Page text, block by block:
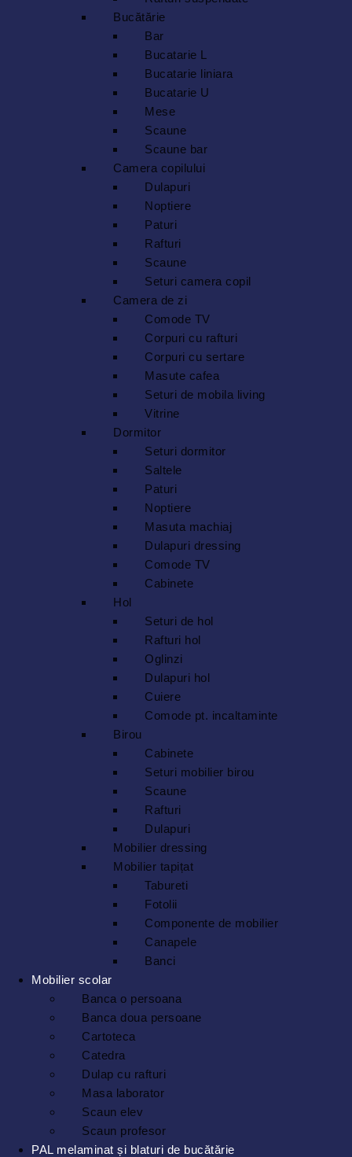
Bucătărie
Bar
Bucatarie L
Bucatarie liniara
Bucatarie U
Mese
Scaune
Scaune bar
Camera copilului
Dulapuri
Noptiere
Paturi
Rafturi
Scaune
Seturi camera copil
Camera de zi
Comode TV
Corpuri cu rafturi
Corpuri cu sertare
Masute cafea
Seturi de mobila living
Vitrine
Dormitor
Seturi dormitor
Saltele
Paturi
Noptiere
Masuta machiaj
Dulapuri dressing
Comode TV
Cabinete
Hol
Seturi de hol
Rafturi hol
Oglinzi
Dulapuri hol
Cuiere
Comode pt. incaltaminte
Birou
Cabinete
Seturi mobilier birou
Scaune
Rafturi
Dulapuri
Mobilier dressing
Mobilier tapițat
Tabureti
Fotolii
Componente de mobilier
Canapele
Banci
Mobilier scolar
Banca o persoana
Banca doua persoane
Cartoteca
Catedra
Dulap cu rafturi
Masa laborator
Scaun elev
Scaun profesor
PAL melaminat și blaturi de bucătărie